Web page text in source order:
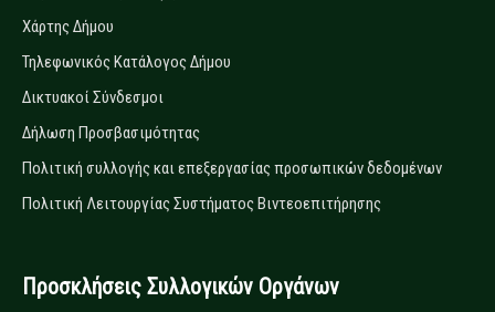
Χάρτης Δήμου
Τηλεφωνικός Κατάλογος Δήμου
Δικτυακοί Σύνδεσμοι
Δήλωση Προσβασιμότητας
Πολιτική συλλογής και επεξεργασίας προσωπικών δεδομένων
Πολιτική Λειτουργίας Συστήματος Βιντεοεπιτήρησης
Προσκλήσεις Συλλογικών Οργάνων